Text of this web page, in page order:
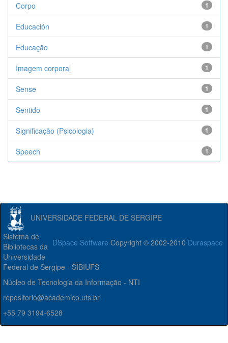
1
Corpo
1
Educación
1
Educação
1
Imagem corporal
1
Sense
1
Sentido
1
Significação (Psicologia)
1
Speech
UNIVERSIDADE FEDERAL DE SERGIPE
DSpace Software Copyright © 2002-2010 Duraspace
Sistema de
Bibliotecas da
Universidade
Federal de Sergipe - SIBIUFS
Núcleo de Tecnologia da Informação - NTI
repositorio@academico.ufs.br
+55 79 3194-6528